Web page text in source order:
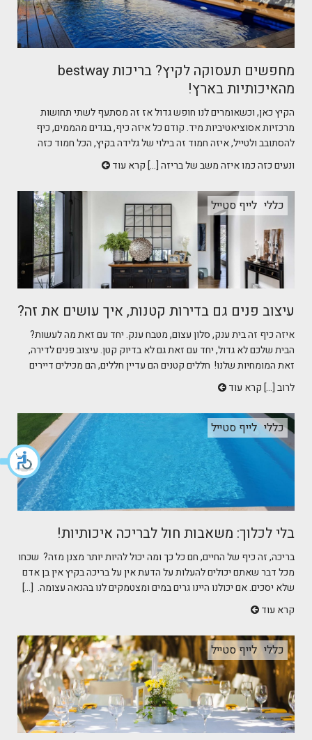
מחפשים תעסוקה לקיץ? בריכות bestway
מהאיכותיות בארץ!
הקיץ כאן, וכשאומרים לנו חופש גדול אז זה מסתעף לשתי תחושות
מרכזיות אסוציאטיביות מיד. קודם כל איזה כיף, בגדים מהממים, כיף
להסתובב ולטייל, איזה חמוד זה בילוי של גלידה בקיץ, הכל חמוד כזה
ונעים כזה כמו איזה משב של בריזה [...] קרא עוד
כללי לייף סטייל
עיצוב פנים גם בדירות קטנות, איך עושים את זה?
איזה כיף זה בית ענק, סלון עצום, מטבח ענק. יחד עם זאת מה לעשות?
הבית שלכם לא גדול, יחד עם זאת גם לא בדיוק קטן. עיצוב פנים לדירה,
זאת המומחיות שלנו! חללים קטנים הם עדיין חללים, הם מכילים דיירים
לרוב [...] קרא עוד
כללי לייף סטייל
בלי לכלוך: משאבות חול לבריכה איכותיות!
בריכה, זה כיף של החיים, חם כל כך ומה יכול להיות יותר מצנן מזה? שכחו
מכל דבר שאתם יכולים להעלות על הדעת אין על בריכה בקיץ אין בן אדם
שלא יסכים. אם יכולנו היינו גרים במים ומצטמקים לנו בהנאה עצומה. [...]
קרא עוד
כללי לייף סטייל